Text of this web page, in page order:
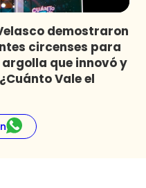
demostraron
circenses para
que innovó y
Vale el